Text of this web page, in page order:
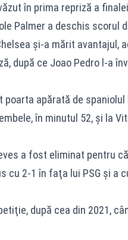
în prima repriză a
Palmer a deschis scorul
şi-a mărit avantajul,
după ce Joao Pedro l-a
apărată de spaniolul
în minutul 52, şi la
a fost eliminat pentru
cu 2-1 în faţa lui PSG şi a
după cea din 2021,